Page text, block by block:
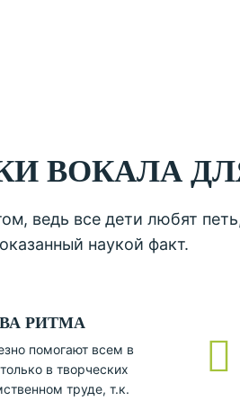
ВОКАЛА
ведь все дети любят
наукой факт.
РИТМА
помогают всем в
в творческих
труде, т.к.